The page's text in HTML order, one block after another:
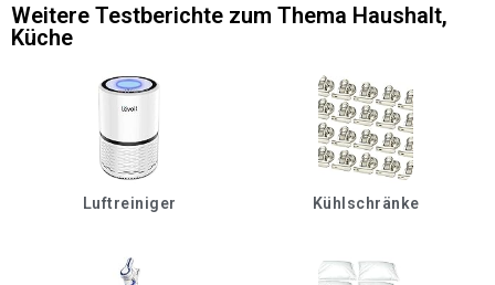
Weitere Testberichte zum Thema Haushalt,
Küche
Luftreiniger Kühlschränke